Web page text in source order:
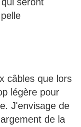
câbles que lors
légère pour
J'envisage de
de la